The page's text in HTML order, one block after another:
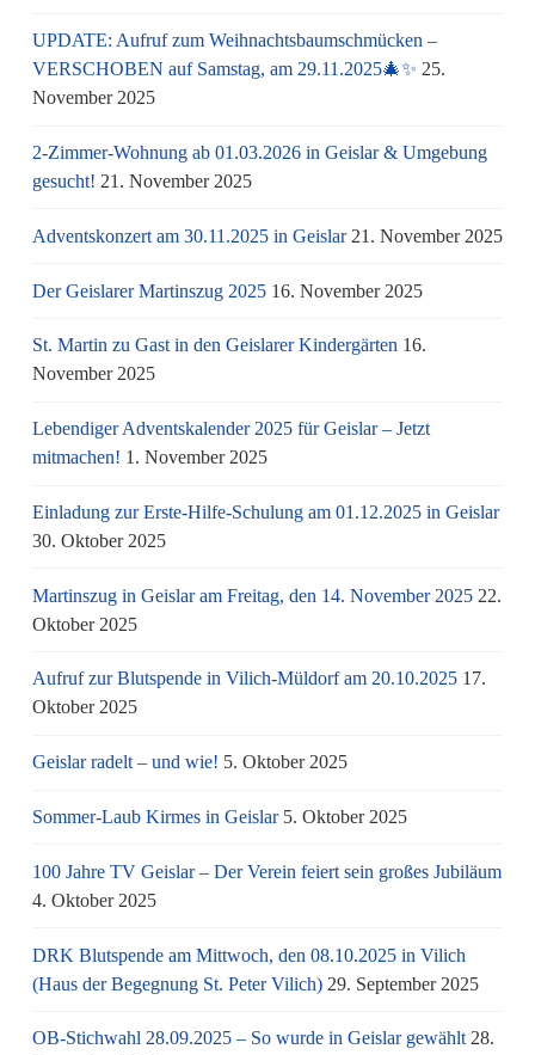
UPDATE: Aufruf zum Weihnachtsbaumschmücken –
VERSCHOBEN auf Samstag, am 29.11.2025🎄✨ 25.
November 2025
2-Zimmer-Wohnung ab 01.03.2026 in Geislar & Umgebung
gesucht! 21. November 2025
Adventskonzert am 30.11.2025 in Geislar 21. November 2025
Der Geislarer Martinszug 2025 16. November 2025
St. Martin zu Gast in den Geislarer Kindergärten 16.
November 2025
Lebendiger Adventskalender 2025 für Geislar – Jetzt
mitmachen! 1. November 2025
Einladung zur Erste-Hilfe-Schulung am 01.12.2025 in Geislar
30. Oktober 2025
Martinszug in Geislar am Freitag, den 14. November 2025 22.
Oktober 2025
Aufruf zur Blutspende in Vilich-Müldorf am 20.10.2025 17.
Oktober 2025
Geislar radelt – und wie! 5. Oktober 2025
Sommer-Laub Kirmes in Geislar 5. Oktober 2025
100 Jahre TV Geislar – Der Verein feiert sein großes Jubiläum
4. Oktober 2025
DRK Blutspende am Mittwoch, den 08.10.2025 in Vilich
(Haus der Begegnung St. Peter Vilich) 29. September 2025
OB-Stichwahl 28.09.2025 – So wurde in Geislar gewählt 28.